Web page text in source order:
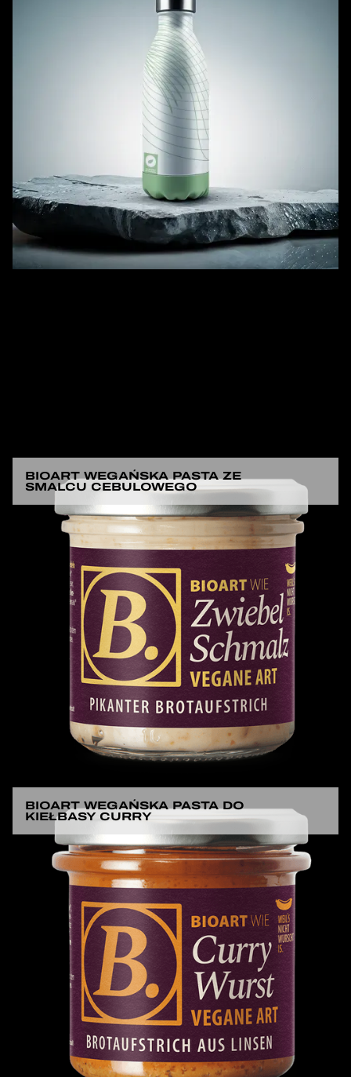
BIOART WEGAŃSKA PASTA ZE
SMALCU CEBULOWEGO
BIOART WEGAŃSKA PASTA DO
KIEŁBASY CURRY